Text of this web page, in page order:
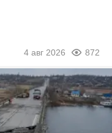
4 авг 2026 872